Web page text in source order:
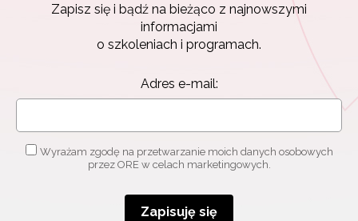
Zapisz się i bądź na bieżąco z najnowszymi
informacjami
o szkoleniach i programach.
Adres e-mail:
Wyrażam zgodę na przetwarzanie moich danych osobowych
przez ORE w celach marketingowych.
Zapisuję się